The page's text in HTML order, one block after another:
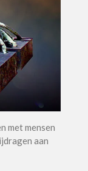
met mensen
aan